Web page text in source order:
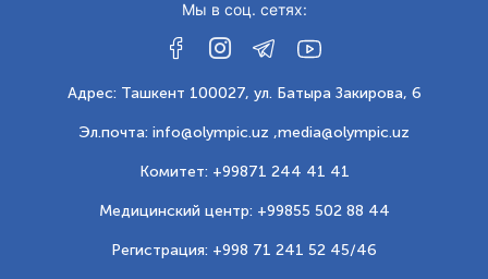
Мы в соц. сетях:
Адрес: Ташкент 100027, ул. Батыра Закирова, 6
Эл.почта: info@olympic.uz ,media@olympic.uz
Комитет: +99871 244 41 41
Медицинский центр: +99855 502 88 44
Регистрация: +998 71 241 52 45/46